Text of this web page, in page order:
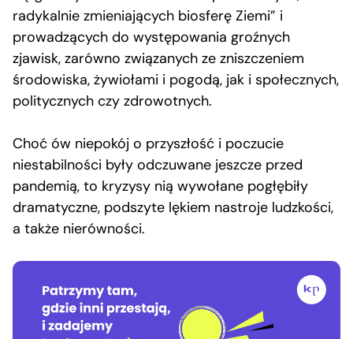
radykalnie zmieniających biosferę Ziemi” i
prowadzących do występowania groźnych
zjawisk, zarówno związanych ze zniszczeniem
środowiska, żywiołami i pogodą, jak i społecznych,
politycznych czy zdrowotnych.
Choć ów niepokój o przyszłość i poczucie
niestabilności były odczuwane jeszcze przed
pandemią, to kryzysy nią wywołane pogłębiły
dramatyczne, podszyte lękiem nastroje ludzkości,
a także nierówności.